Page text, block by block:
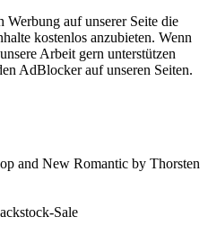
Werbung auf unserer Seite die
kostenlos anzubieten. Wenn
Arbeit gern unterstützen
AdBlocker auf unseren Seiten.
and New Romantic by Thorsten
Sale